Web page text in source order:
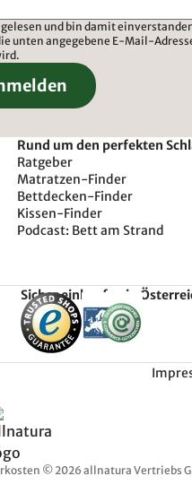
und bin damit
unten angegebene E-Mail-
Rund um den perfekten
Ratgeber
Matratzen-Finder
Bettdecken-Finder
Kissen-Finder
Podcast: Bett am Strand
Sicher einkaufen in
© 2026 allnatura Vertriebs